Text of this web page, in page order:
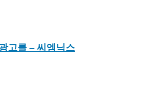
고를– 씨엠닉스